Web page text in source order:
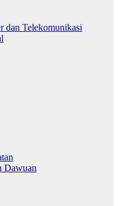
dan Telekomunikasi
Dawuan